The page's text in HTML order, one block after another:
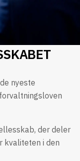
nyeste
der deler
kvaliteten i den